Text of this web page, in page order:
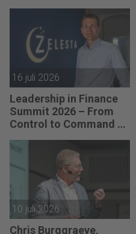
sturing werkt pas echt
als mensen begrijpen
waarom keuzes nodig
zijn.”
16 juli 2026
Leadership in Finance
Summit 2026 – From
Control to Command –
(CFO van Zelesta):
“Intuïtie is voor mij
geen buikgevoel, maar
verzamelde kennis.”
10 juli 2026
Chris Burggraeve,